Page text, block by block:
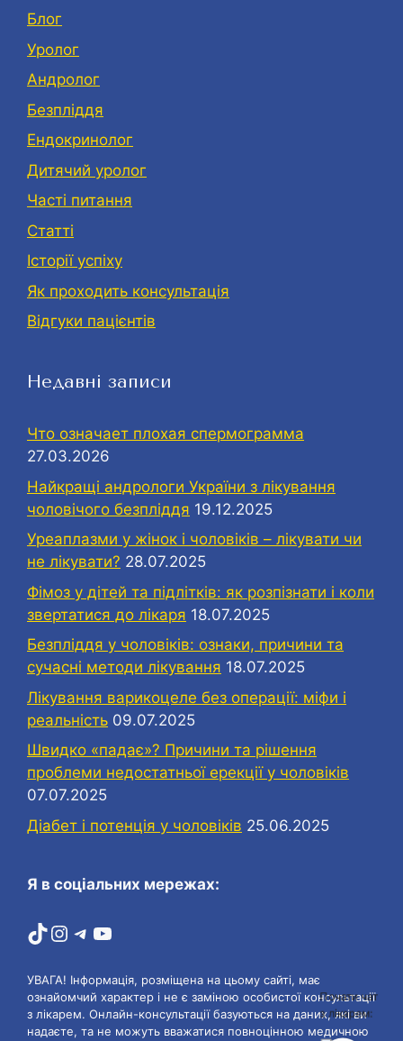
Блог
Уролог
Андролог
Безпліддя
Eндокринолог
Дитячий уролог
Часті питання
Статті
Історії успіху
Як проходить консультація
Відгуки пацієнтів
Недавні записи
Что означает плохая спермограмма
27.03.2026
Найкращі андрологи України з лікування
чоловічого безпліддя 19.12.2025
Уреаплазми у жінок і чоловіків – лікувати чи
не лікувати? 28.07.2025
Фімоз у дітей та підлітків: як розпізнати і коли
звертатися до лікаря 18.07.2025
Безпліддя у чоловіків: ознаки, причини та
сучасні методи лікування 18.07.2025
Лікування варикоцеле без операції: міфи і
реальність 09.07.2025
Швидко «падає»? Причини та рішення
проблеми недостатньої ерекції у чоловіків
07.07.2025
Діабет і потенція у чоловіків 25.06.2025
Я в соціальних мережах:
TikTok
Instagram
Telegram
YouTube
УВАГА! Інформація, розміщена на цьому сайті, має
ознайомчий характер і не є заміною особистої консультації
з лікарем. Онлайн-консультації базуються на даних, які ви
надаєте, та не можуть вважатися повноцінною медичною
Почати чат
з лікарем: